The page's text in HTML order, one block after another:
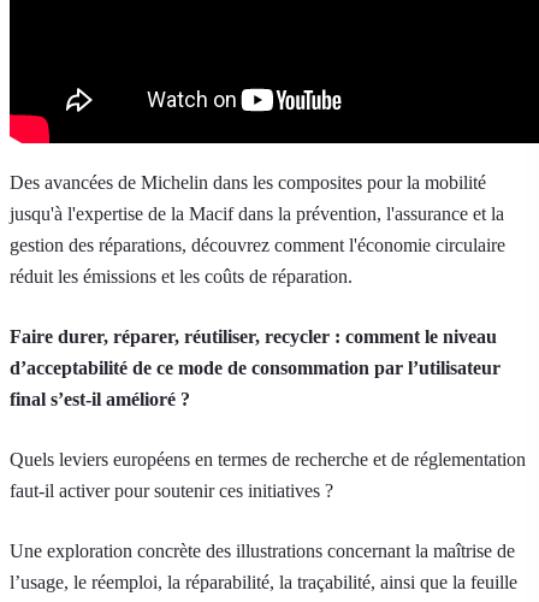
Des avancées de Michelin dans les composites pour la mobilité
jusqu'à l'expertise de la Macif dans la prévention, l'assurance et la
gestion des réparations, découvrez comment l'économie circulaire
réduit les émissions et les coûts de réparation.
Faire durer, réparer, réutiliser, recycler : comment le niveau
d’acceptabilité de ce mode de consommation par l’utilisateur
final s’est-il amélioré ?
Quels leviers européens en termes de recherche et de réglementation
faut-il activer pour soutenir ces initiatives ?
Une exploration concrète des illustrations concernant la maîtrise de
l’usage, le réemploi, la réparabilité, la traçabilité, ainsi que la feuille